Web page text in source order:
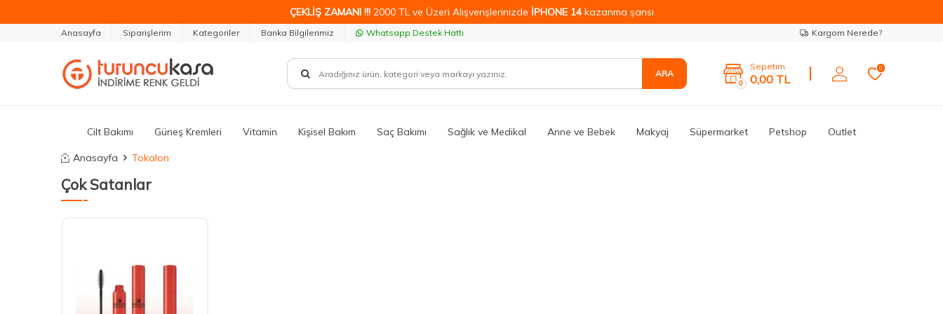
ÇEKLİŞ ZAMANI !!!2000 TL ve Üzeri Alışverişlerinizde İPHONE 14kazanma şansı
Anasayfa Siparişlerim Kategoriler Banka Bilgilerimiz Whatsapp Destek Hattı Kargom Nerede?
ARA
0
Sepetim
0,00 TL
0
Cilt Bakımı Güneş Kremleri Vitamin Kişisel Bakım Saç Bakımı Sağlık ve Medikal Anne ve Bebek Makyaj Süpermarket Petshop Outlet
Anasayfa Tokalon
Çok Satanlar